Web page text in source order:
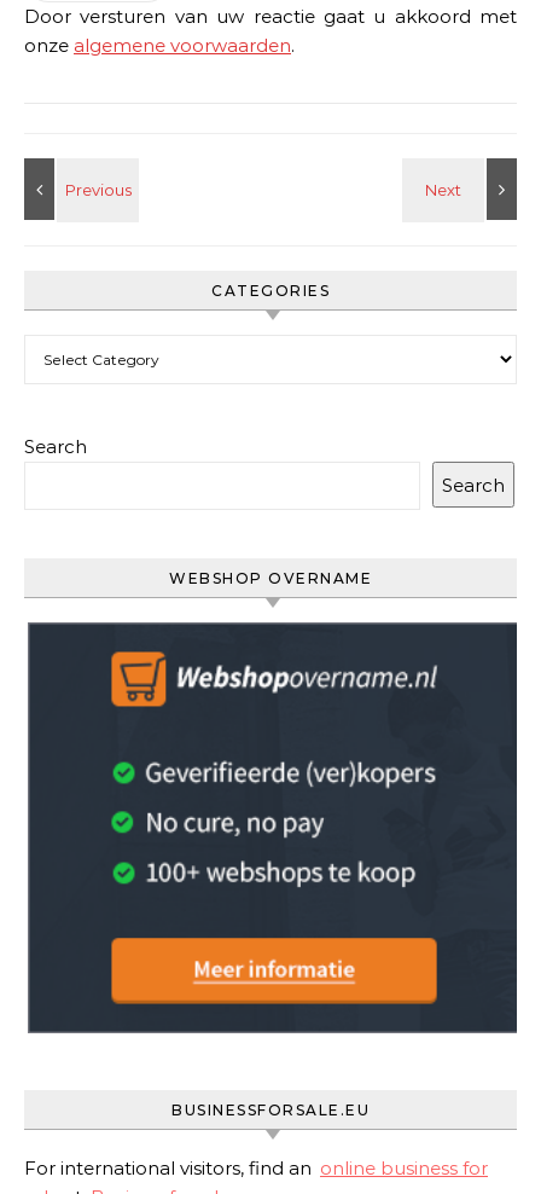
Door versturen van uw reactie gaat u akkoord met
onze algemene voorwaarden.
CATEGORIES
Search
Search
WEBSHOP OVERNAME
BUSINESSFORSALE.EU
For international visitors, find an online business for